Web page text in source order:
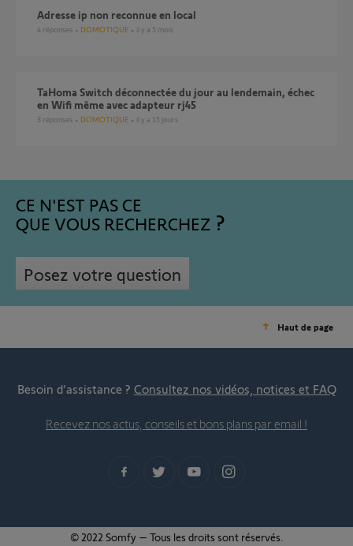
Adresse ip non reconnue en local
4 réponses DOMOTIQUE il y a 5 mois
TaHoma Switch déconnectée du jour au lendemain, échec
en Wifi même avec adapteur rj45
3 réponses DOMOTIQUE il y a 15 jours
CE N'EST PAS CE
QUE VOUS RECHERCHEZ
Posez votre question
Haut de page
Besoin d’assistance ? Consultez nos vidéos, notices et FAQ
Recevez nos actus, conseils et bons plans par email !
© 2022 Somfy – Tous les droits sont réservés.